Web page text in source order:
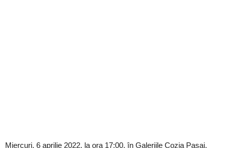
Miercuri, 6 aprilie 2022, la ora 17:00, în Galeriile Cozia Pasaj,